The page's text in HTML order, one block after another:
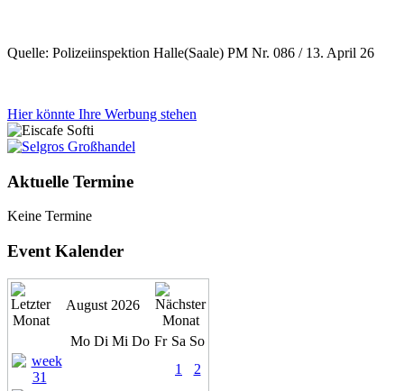
Quelle: Polizeiinspektion Halle(Saale) PM Nr. 086 / 13. April 26
Hier könnte Ihre Werbung stehen
Aktuelle Termine
Keine Termine
Event Kalender
August 2026
Mo Di Mi Do Fr Sa So
1
2